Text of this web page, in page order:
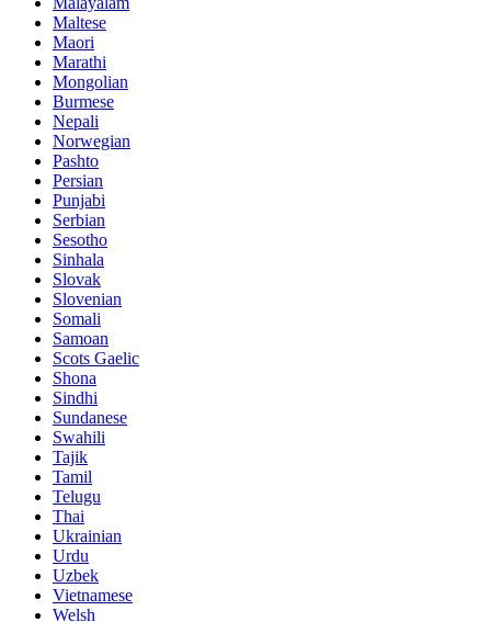
Maltese
Maori
Marathi
Mongolian
Burmese
Nepali
Norwegian
Pashto
Persian
Punjabi
Serbian
Sesotho
Sinhala
Slovak
Slovenian
Somali
Samoan
Scots Gaelic
Shona
Sindhi
Sundanese
Swahili
Tajik
Tamil
Telugu
Thai
Ukrainian
Urdu
Uzbek
Vietnamese
Welsh